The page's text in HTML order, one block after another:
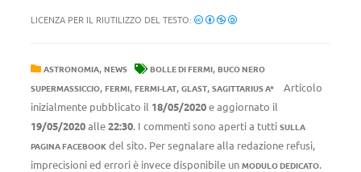
LICENZA PER IL RIUTILIZZO DEL TESTO:
ASTRONOMIA, NEWS BOLLE DI FERMI, BUCO NERO
SUPERMASSICCIO, FERMI, FERMI-LAT, GLAST, SAGITTARIUS A*
Articolo
inizialmente pubblicato il 18/05/2020e aggiornato il
19/05/2020alle22:30. I commenti sono aperti a tutti SULLA
PAGINA FACEBOOK del sito. Per segnalare alla redazione refusi,
imprecisioni ed errori è invece disponibile un MODULO DEDICATO.